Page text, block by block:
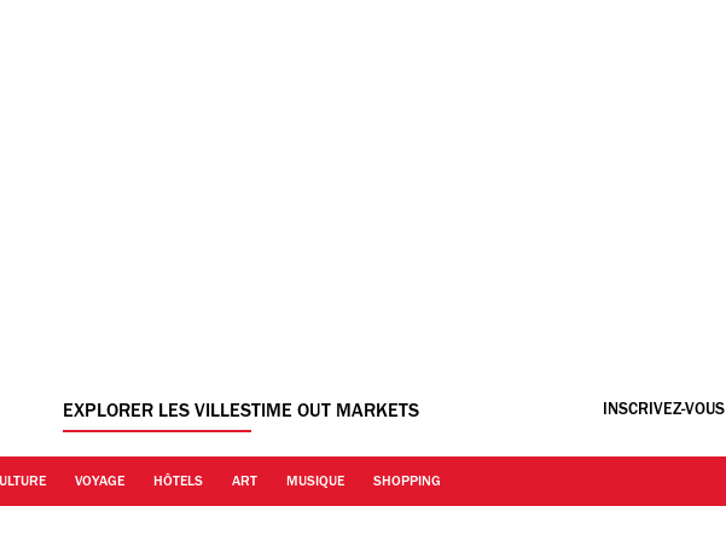
EXPLORER LES VILLESTIME OUT MARKETS INSCRIVEZ-VOUS
VOYAGE HÔTELS ART MUSIQUE SHOPPING